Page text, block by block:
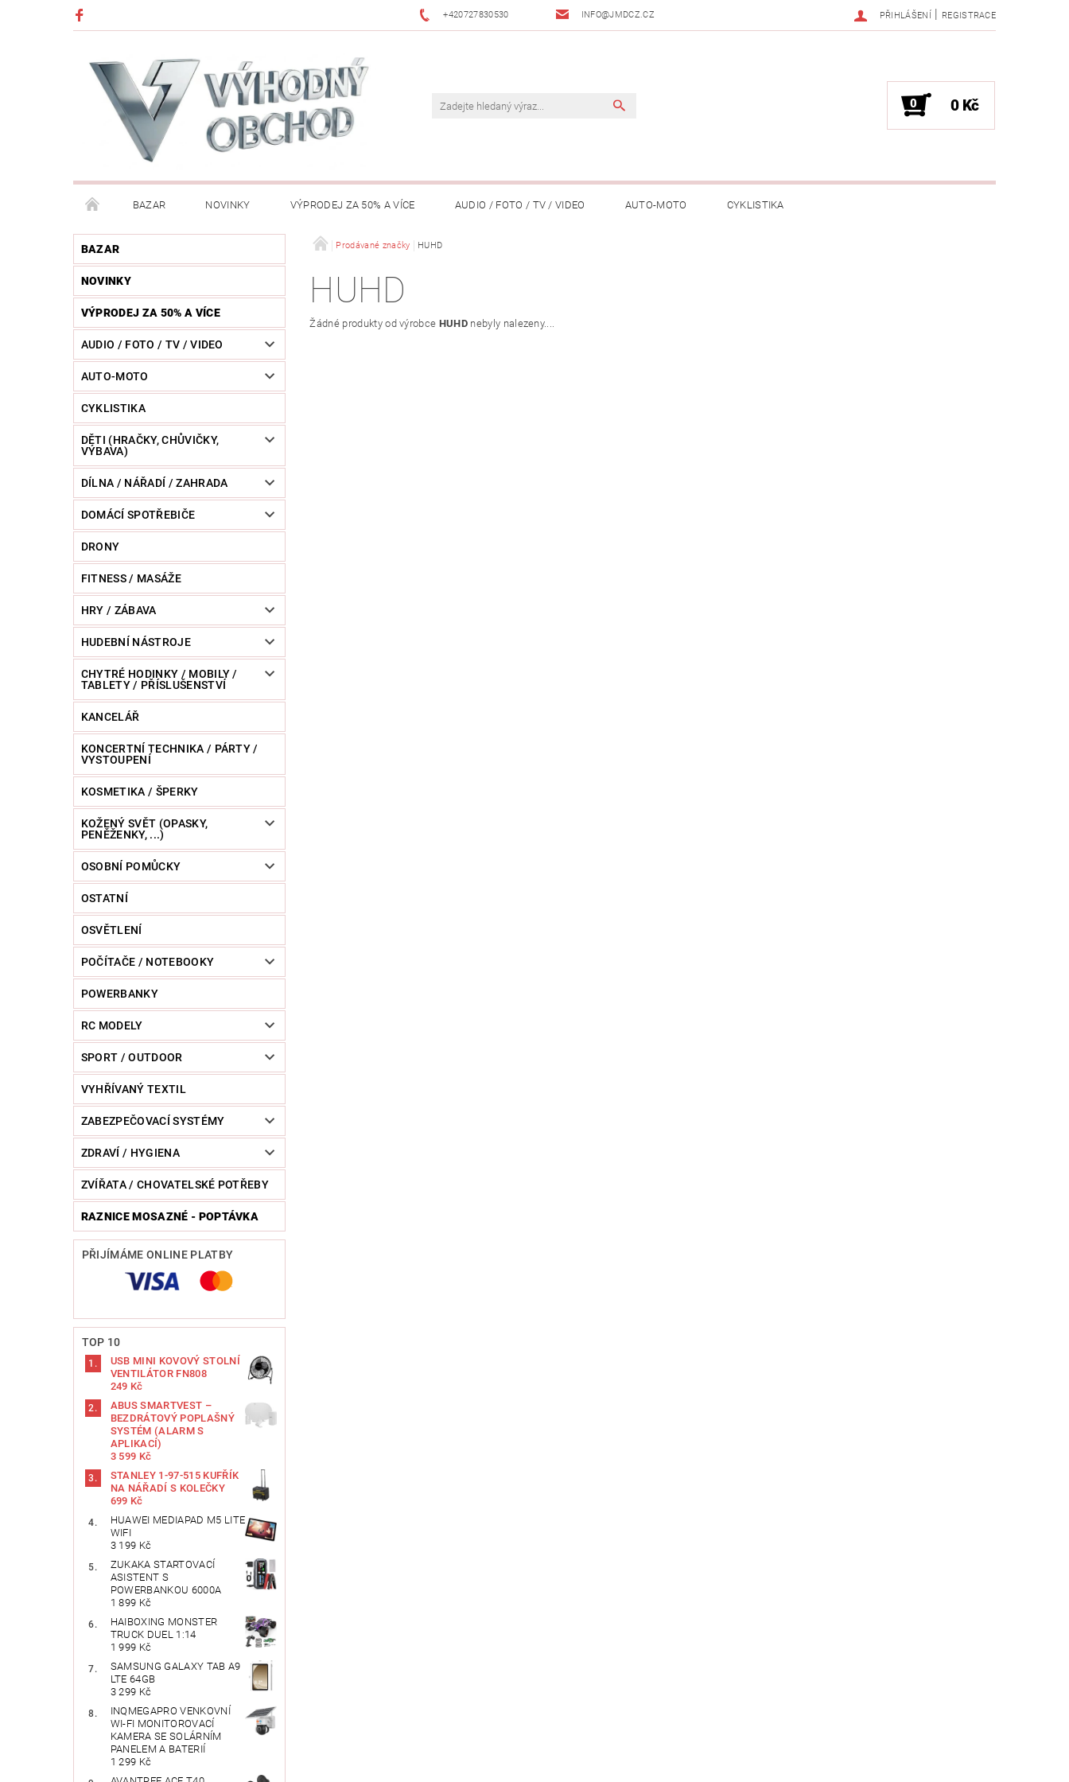
+420727830530 INFO@JMDCZ.CZ PŘIHLÁŠENÍ | REGISTRACE
0 0 Kč
BAZAR NOVINKY VÝPRODEJ ZA 50% A VÍCE AUDIO / FOTO / TV / VIDEO AUTO-MOTO CYKLISTIKA
DĚTI (HRAČKY, CHŮVIČKY, VÝBAVA) DÍLNA / NÁŘADÍ / ZAHRADA
HUDEBNÍ NÁSTROJE CHYTRÉ HODINKY / MOBILY / TABLETY / PŘÍSLUŠENSTVÍ
KOSMETIKA / ŠPERKY KOŽENÝ SVĚT (OPASKY, PENĚŽENKY, ...) OSOBNÍ POMŮCKY
POWERBANKY
ZVÍŘATA / CHOVATELSKÉ POTŘEBY
BAZAR
NOVINKY
VÝPRODEJ ZA 50% A VÍCE
AUDIO / FOTO / TV / VIDEO
AUTO-MOTO
CYKLISTIKA
DĚTI (HRAČKY, CHŮVIČKY,
VÝBAVA)
DÍLNA / NÁŘADÍ / ZAHRADA
DOMÁCÍ SPOTŘEBIČE
DRONY
FITNESS / MASÁŽE
HRY / ZÁBAVA
HUDEBNÍ NÁSTROJE
CHYTRÉ HODINKY / MOBILY /
TABLETY / PŘÍSLUŠENSTVÍ
KANCELÁŘ
KONCERTNÍ TECHNIKA / PÁRTY /
VYSTOUPENÍ
KOSMETIKA / ŠPERKY
KOŽENÝ SVĚT (OPASKY,
PENĚŽENKY, ...)
OSOBNÍ POMŮCKY
OSTATNÍ
OSVĚTLENÍ
POČÍTAČE / NOTEBOOKY
POWERBANKY
RC MODELY
SPORT / OUTDOOR
VYHŘÍVANÝ TEXTIL
ZABEZPEČOVACÍ SYSTÉMY
ZDRAVÍ / HYGIENA
ZVÍŘATA / CHOVATELSKÉ POTŘEBY
RAZNICE MOSAZNÉ - POPTÁVKA
PŘIJÍMÁME ONLINE PLATBY
TOP 10
USB MINI KOVOVÝ STOLNÍ
VENTILÁTOR FN808
249 Kč
ABUS SMARTVEST –
BEZDRÁTOVÝ POPLAŠNÝ
SYSTÉM (ALARM S
APLIKACÍ)
3 599 Kč
STANLEY 1-97-515 KUFŘÍK
NA NÁŘADÍ S KOLEČKY
699 Kč
HUAWEI MEDIAPAD M5 LITE
WIFI
3 199 Kč
ZUKAKA STARTOVACÍ
ASISTENT S
POWERBANKOU 6000A
1 899 Kč
HAIBOXING MONSTER
TRUCK DUEL 1:14
1 999 Kč
SAMSUNG GALAXY TAB A9
LTE 64GB
3 299 Kč
INQMEGAPRO VENKOVNÍ
WI-FI MONITOROVACÍ
KAMERA SE SOLÁRNÍM
PANELEM A BATERIÍ
1 299 Kč
Prodávané značky HUHD
HUHD
Žádné produkty od výrobce HUHD nebyly nalezeny....